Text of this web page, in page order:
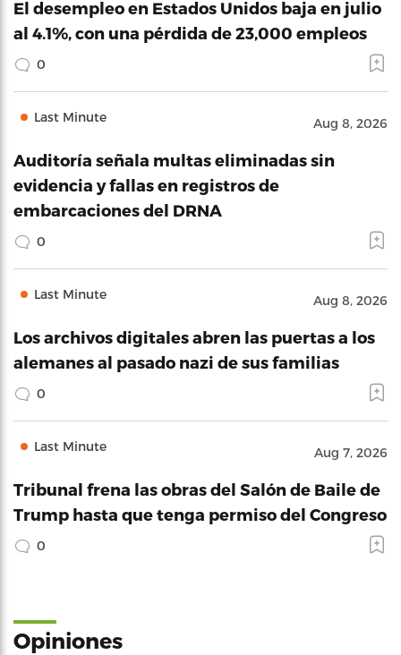
El desempleo en Estados Unidos baja en julio
al 4.1%, con una pérdida de 23,000 empleos
0
Last Minute Aug 8, 2026
Auditoría señala multas eliminadas sin
evidencia y fallas en registros de
embarcaciones del DRNA
0
Last Minute Aug 8, 2026
Los archivos digitales abren las puertas a los
alemanes al pasado nazi de sus familias
0
Last Minute Aug 7, 2026
Tribunal frena las obras del Salón de Baile de
Trump hasta que tenga permiso del Congreso
0
Opiniones